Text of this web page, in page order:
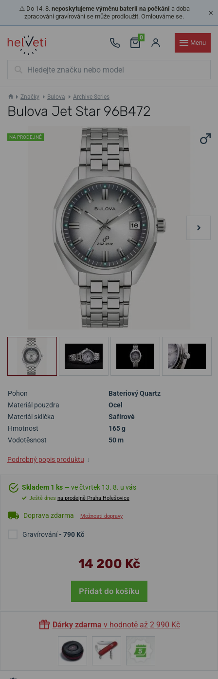
⚠️ Do 14. 8. neposkytujeme výměnu baterií na počkánía doba
zpracování gravírování se může prodloužit. Omlouváme se.
0
Menu
Značky Bulova Archive Series
Bulova Jet Star 96B472
NA PRODEJNĚ
Pohon
Bateriový Quartz
Materiál pouzdra
Ocel
Materiál sklíčka
Safírové
Hmotnost
165 g
Vodotěsnost
50 m
Podrobný popis produktu ↓
Skladem 1 ks — ve čtvrtek 13. 8. u vás
Ještě dnes na prodejně Praha Holešovice
Doprava zdarma Možnosti dopravy
Gravírování- 790 Kč
14 200 Kč
Přidat do košíku
Dárky zdarma v hodnotě až 2 990 Kč